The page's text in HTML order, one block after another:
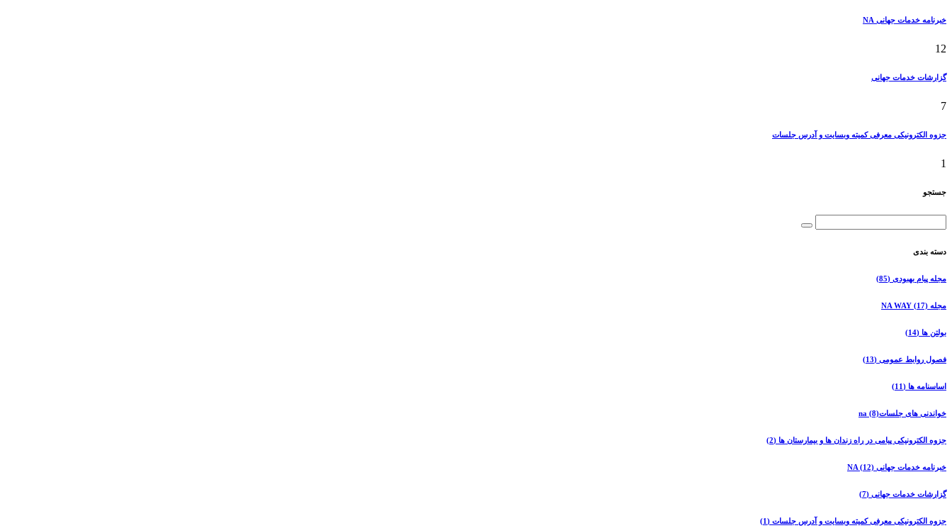
خبرنامه خدمات جهانی NA
12
گزارشات خدمات جهانی
7
جزوه الکترونیکی معرفی کمیته وبسایت و آدرس جلسات
1
جستجو
دسته بندی
مجله پیام بهبودی (85)
مجله NA WAY (17)
بولتن ها (14)
فصول روابط عمومی (13)
اساسنامه ها (11)
خواندنی های جلساتna(8)
جزوه الکترونیکی پیامی در راه زندان ها و بیمارستان ها (2)
خبرنامه خدمات جهانی NA (12)
گزارشات خدمات جهانی (7)
جزوه الکترونیکی معرفی کمیته وبسایت و آدرس جلسات (1)